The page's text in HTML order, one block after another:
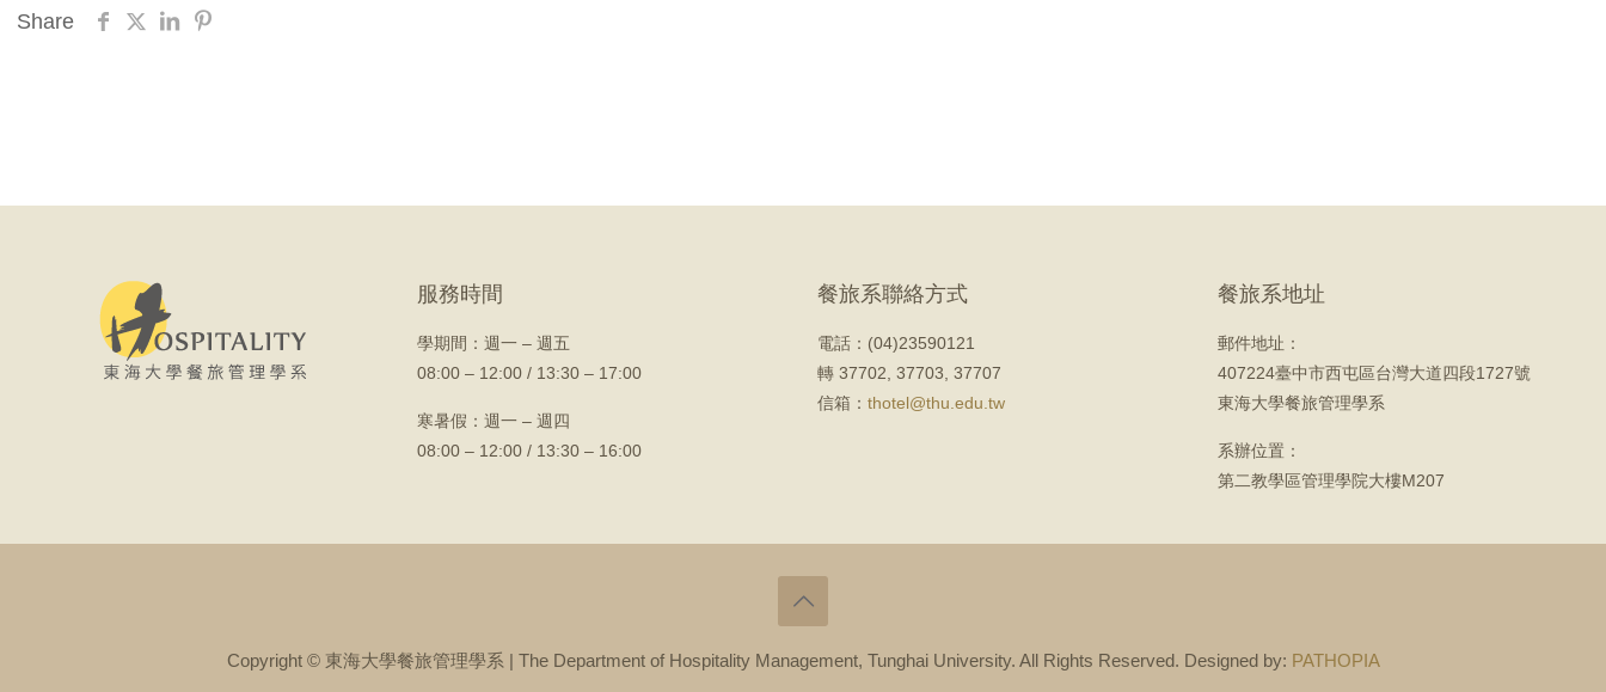
Share
服務時間
學期間： 週一 – 週五
08:00 – 12:00 / 13:30 – 17:00
寒暑假：週一 – 週四
08:00 – 12:00 / 13:30 – 16:00
餐旅系聯絡方式
電話：(04)23590121
轉 37702, 37703, 37707
信箱： thotel@thu.edu.tw
餐旅系地址
郵件地址：
407224臺中市西屯區台灣大道四段1727號
東海大學餐旅管理學系
系辦位置：
第二教學區管理學院大樓M207
Copyright © 東海大學餐旅管理學系 | The Department of Hospitality Management, Tunghai University. All Rights Reserved. Designed by: PATHOPIA